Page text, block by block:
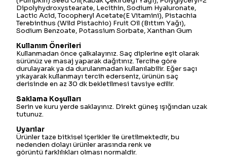
Dipolyhydroxystearate, Lecithin, Sodium Hyaluronate,
Lactic Acid, Tocopheryl Acetate(E Vitamini), Pistachia
Terebinthus (Wild Pistachio) Fruit Oil (Bıttım Yağı),
Sodium Benzoate, Potassium Sorbate, Xanthan Gum
Kullanım Önerileri
Kullanmadan önce çalkalayınız. Saç diplerine eşit olarak
sürünüz ve masaj yaparak dağıtınız. Tercihe göre
durulayarak ya da durulanmadan kullanılabilir. Eğer saçı
yıkayarak kullanmayı tercih ederseniz, ürünün saç
derisinde en az 30 dk bekletilmesi tavsiye edilir.
Saklama Koşulları
Serin ve kuru yerde saklayınız. Direkt güneş ışığından uzak
tutunuz.
Uyarılar
Ürünler taze bitkisel içerikler ile üretilmektedir, bu
nedenden dolayı ürünler arasında renk ve
görüntü farklılıkları olması normaldir.